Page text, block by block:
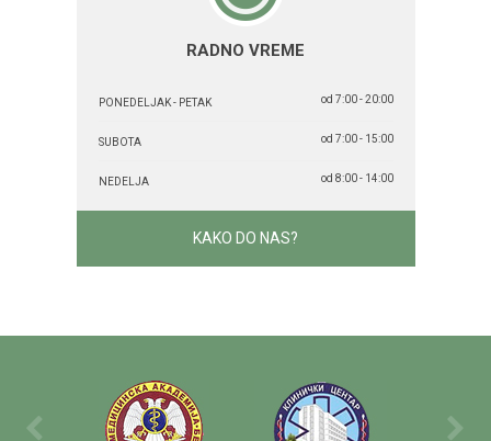
RADNO VREME
PONEDELJAK - PETAK od 7:00 - 20:00
SUBOTA od 7:00 - 15:00
NEDELJA od 8:00 - 14:00
KAKO DO NAS?